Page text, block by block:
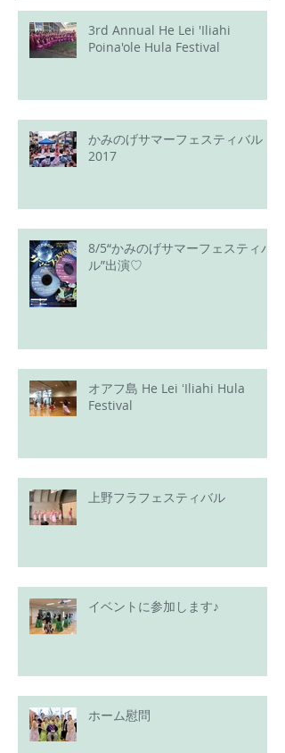
3rd Annual He Lei 'Iliahi
Poina'ole Hula Festival
かみのげサマーフェスティバル
2017
8/5“かみのげサマーフェスティバ
ル”出演♡
オアフ島 He Lei ʻIliahi Hula
Festival
上野フラフェスティバル
イベントに参加します♪
ホーム慰問